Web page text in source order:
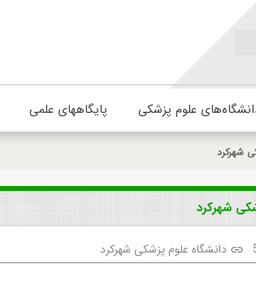
علوم پزشکی پایگاههای علمی
شهرکرد
link دانشگاه علوم پزشکی شهرکرد